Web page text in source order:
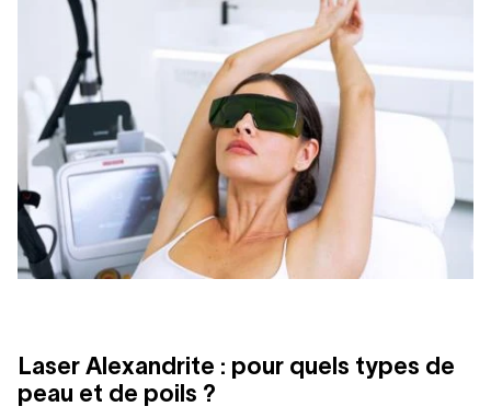
Laser Alexandrite : pour quels types de
peau et de poils ?